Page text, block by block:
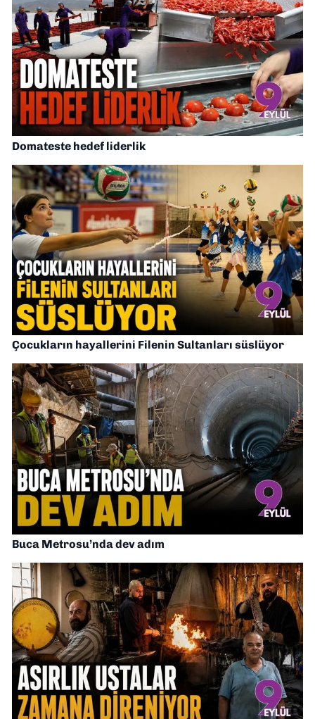
Domateste hedef liderlik
Çocukların hayallerini Filenin Sultanları süslüyor
Buca Metrosu’nda dev adım